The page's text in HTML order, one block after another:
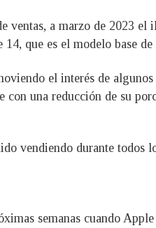
ventas, a marzo de 2023
que es el modelo base
el interés de
con una reducción de su
vendiendo durante
semanas cuando